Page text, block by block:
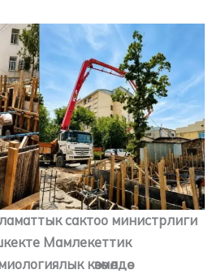
сактоо министрлиги
Мамлекеттик
көзөмөлдөө